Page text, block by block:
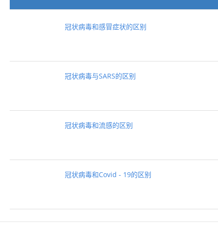
冠状病毒和感冒症状的区别
冠状病毒与SARS的区别
冠状病毒和流感的区别
冠状病毒和Covid - 19的区别